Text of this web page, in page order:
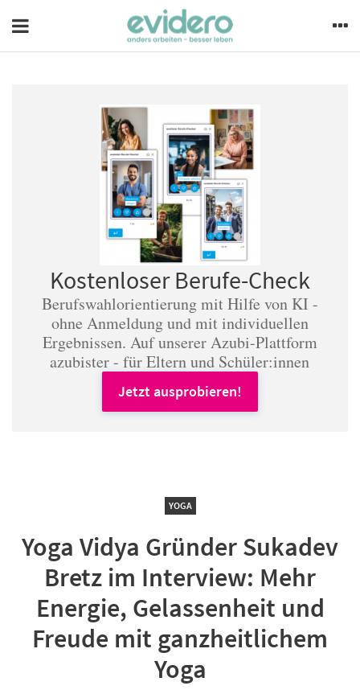
Kostenloser Berufe-Check
Berufswahlorientierung mit Hilfe von KI -
ohne Anmeldung und mit individuellen
Ergebnissen. Auf unserer Azubi-Plattform
azubister - für Eltern und Schüler:innen
Jetzt ausprobieren!
YOGA
Yoga Vidya Gründer Sukadev
Bretz im Interview: Mehr
Energie, Gelassenheit und
Freude mit ganzheitlichem
Yoga